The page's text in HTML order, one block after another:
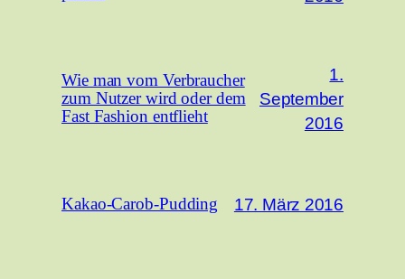
Wie man vom Verbraucher
zum Nutzer wird oder dem
Fast Fashion entflieht
1.
September
2016
Kakao-Carob-Pudding 17. März 2016